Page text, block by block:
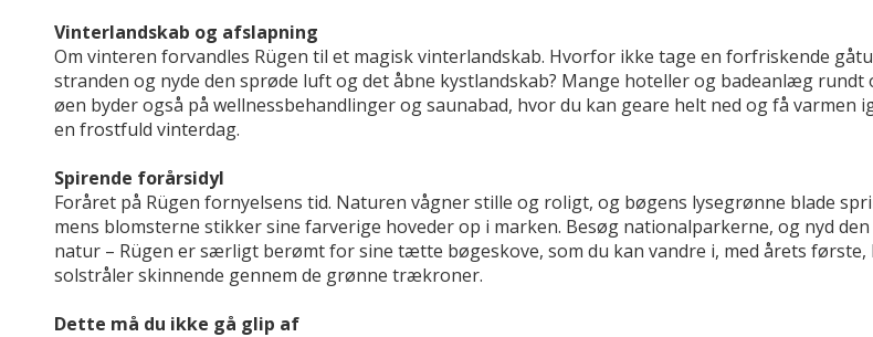
Vinterlandskab og afslapning
Om vinteren forvandles Rügen til et magisk vinterlandskab. Hvorfor ikke tage en forfriskende
stranden og nyde den sprøde luft og det åbne kystlandskab? Mange hoteller og badeanlæg rundt
øen byder også på wellnessbehandlinger og saunabad, hvor du kan geare helt ned og få varmen
en frostfuld vinterdag.
Spirende forårsidyl
Foråret på Rügen fornyelsens tid. Naturen vågner stille og roligt, og bøgens lysegrønne blade
mens blomsterne stikker sine farverige hoveder op i marken. Besøg nationalparkerne, og nyd
natur – Rügen er særligt berømt for sine tætte bøgeskove, som du kan vandre i, med årets første,
solstråler skinnende gennem de grønne trækroner.
Dette må du ikke gå glip af